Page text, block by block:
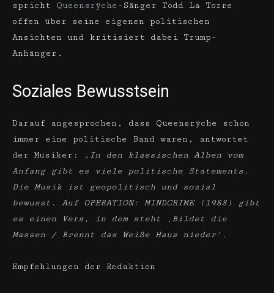
spricht Queensrÿche -Sänger Todd La Torre
offen über seine eigenen politischen
Ansichten und kritisiert dabei Trump-
Anhänger.
Soziales Bewusstsein
Darauf angesprochen, dass Queensrÿche schon
immer eine politische Band waren, antwortet
der Musiker:
„In den klassischen Alben vom
Anfang gibt es viele politische Statements.
Die Musik ist geopolitisch und sozial
bewusst. Auf OPERATION: MINDCRIME (1988) gibt
es einen Vers, in dem steht ‚Bildet die
Massen / Brennt das Weiße Haus nieder‘.
Empfehlungen der Redaktion